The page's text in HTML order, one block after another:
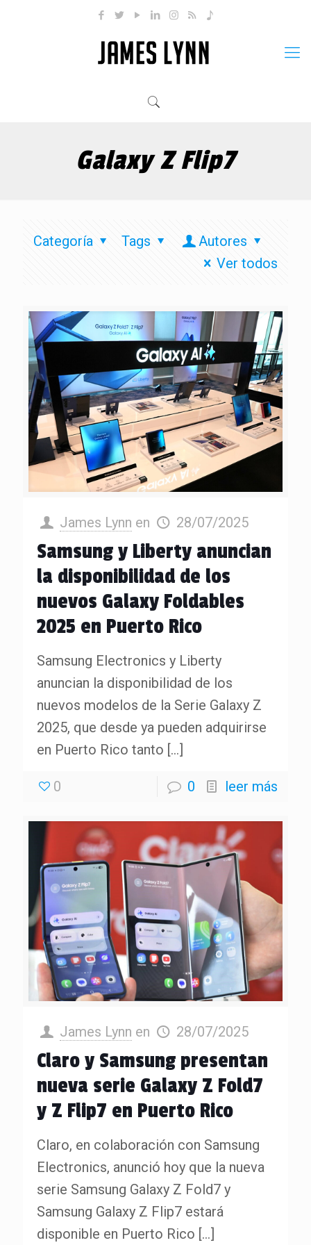
Galaxy Z Flip7
Categoría Tags
Autores
Ver todos
James Lynn en 28/07/2025
Samsung y Liberty anuncian
la disponibilidad de los
nuevos Galaxy Foldables
2025 en Puerto Rico
Samsung Electronics y Liberty
anuncian la disponibilidad de los
nuevos modelos de la Serie Galaxy Z
2025, que desde ya pueden adquirirse
en Puerto Rico tanto […]
0 0 leer más
James Lynn en 28/07/2025
Claro y Samsung presentan
nueva serie Galaxy Z Fold7
y Z Flip7 en Puerto Rico
Claro, en colaboración con Samsung
Electronics, anunció hoy que la nueva
serie Samsung Galaxy Z Fold7 y
Samsung Galaxy Z Flip7 estará
disponible en Puerto Rico […]